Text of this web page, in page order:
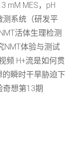
mM MES，pH
测系统（研发平
活体生理检测
NMT体验与测试
频 H+流是如何贯
瞬时干旱胁迫下
奇想第13期